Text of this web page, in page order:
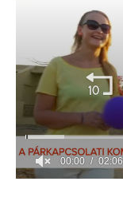
00:00 02:06